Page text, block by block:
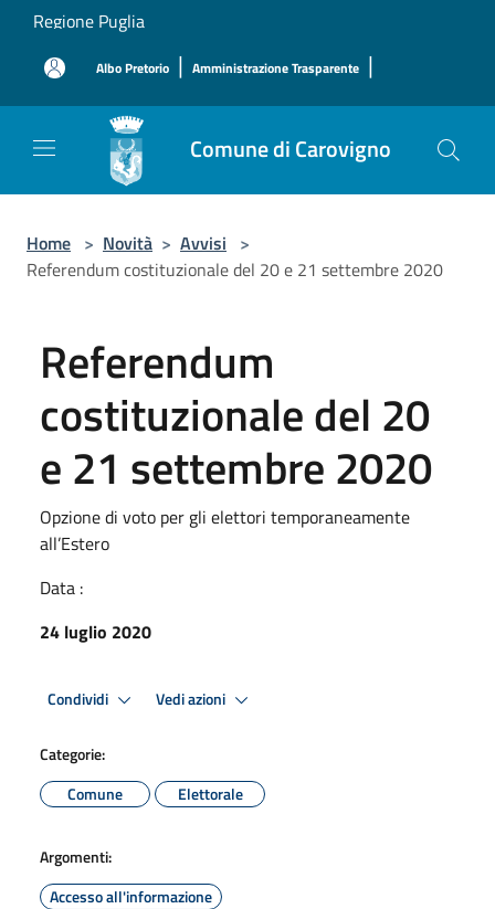
Salta al contenuto principale
Regione Puglia
Albo Pretorio | Amministrazione Trasparente |
Comune di Carovigno
Home > Novità > Avvisi >
Referendum costituzionale del 20 e 21 settembre 2020
Referendum
costituzionale del 20
e 21 settembre 2020
Opzione di voto per gli elettori temporaneamente
all’Estero
Data :
24 luglio 2020
Condividi Vedi azioni
Categorie:
Comune
Elettorale
Argomenti:
Accesso all'informazione